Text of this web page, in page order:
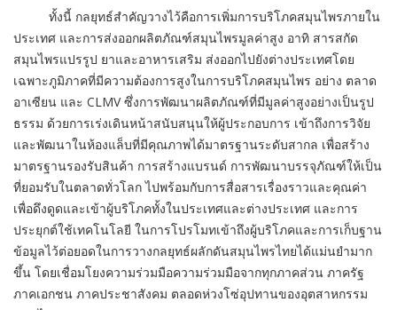
ทั้งนี้ กลยุทธ์สำคัญวางไว้คือการเพิ่มการบริโภคสมุนไพรภายใน
ประเทศ และการส่งออกผลิตภัณฑ์สมุนไพรมูลค่าสูง อาทิ สารสกัด
สมุนไพรแปรรูป ยาและอาหารเสริม ส่งออกไปยังต่างประเทศโดย
เฉพาะภูมิภาคที่มีความต้องการสูงในการบริโภคสมุนไพร อย่าง ตลาด
อาเซียน และ CLMV ซึ่งการพัฒนาผลิตภัณฑ์ที่มีมูลค่าสูงอย่างเป็นรูป
ธรรม ด้วยการเร่งเดินหน้าสนับสนุนให้ผู้ประกอบการ เข้าถึงการวิจัย
และพัฒนาในห้องแล็บที่มีคุณภาพได้มาตรฐานระดับสากล เพื่อสร้าง
มาตรฐานรองรับสินค้า การสร้างแบรนด์ การพัฒนาบรรจุภัณฑ์ให้เป็น
ที่ยอมรับในตลาดทั่วโลก ไปพร้อมกับการสื่อสารเรื่องราวและคุณค่า
เพื่อดึงดูดและเข้าผู้บริโภคทั้งในประเทศและต่างประเทศ และการ
ประยุกต์ใช้เทคโนโลยี ในการโปรโมทเข้าถึงผู้บริโภคและการเก็บฐาน
ข้อมูลไว้ต่อยอดในการวางกลยุทธ์ผลักดันสมุนไพรไทยได้แม่นยำมาก
ขึ้น โดยเชื่อมโยงความร่วมมือความร่วมมือจากทุกภาคส่วน ภาครัฐ
ภาคเอกชน ภาคประชาสังคม ตลอดห่วงโซ่อุปทานของอุตสาหกรรม